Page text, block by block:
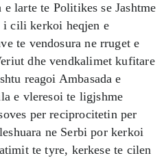
larte te Politikes se Jashtme
i cili kerkoi heqjen e
te vendosura ne rruget e
dhe vendkalimet kufitare
reagoi Ambasada e
e vleresoi te ligjshme
per reciprocitetin per
ne Serbi por kerkoi
te tyre, kerkese te cilen